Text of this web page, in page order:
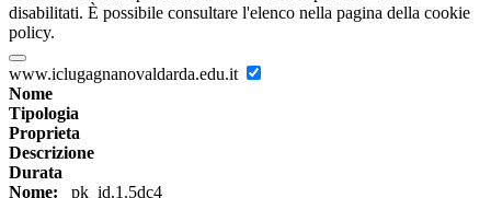
disabilitati. È possibile consultare l'elenco nella pagina della cookie
policy.
www.iclugagnanovaldarda.edu.it
Nome
Tipologia
Proprieta
Descrizione
Durata
Nome: _pk_id.1.5dc4